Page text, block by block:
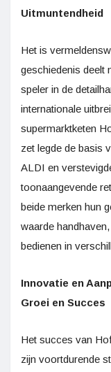
Uitmuntendheid
Het is
geschiedenis deelt
speler in de
internationale
supermarktketen
zet legde de basis
ALDI en
toonaangevende
beide merken hun
waarde
bedienen in
Innovatie en
Groei en Succes
Het succes van
zijn voortdurende